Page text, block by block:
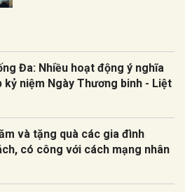
Đa: Nhiều hoạt động ý nghĩa
kỷ niệm Ngày Thương binh - Liệt
và tặng quà các gia đình
có công với cách mạng nhân